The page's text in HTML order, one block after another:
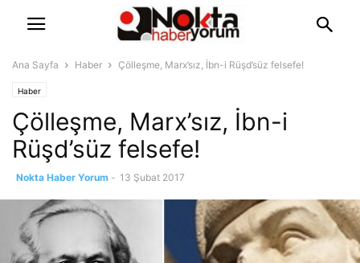
Ana Sayfa Haber Çölleşme, Marx’sız, İbn-i Rüşd’süz felsefe!
Haber
Çölleşme, Marx’sız, İbn-i
Rüşd’süz felsefe!
Nokta Haber Yorum - 13 Şubat 2017